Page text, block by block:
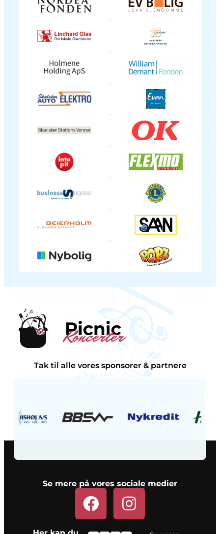
Tak til alle vores sponsorer & partnere
Se mere på vores sociale medier